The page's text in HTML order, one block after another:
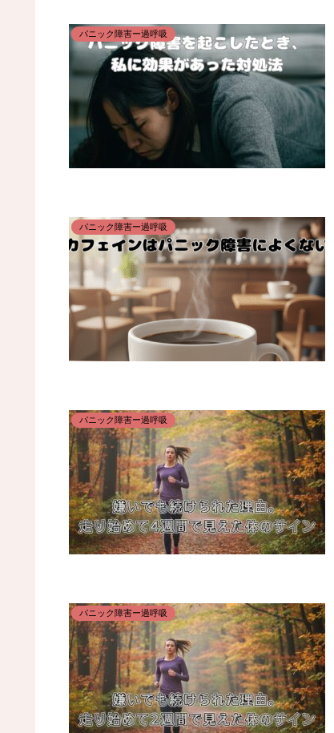
パニック障害ー過呼吸
パニック障害ー過呼吸
パニック障害ー過呼吸
パニック障害ー過呼吸